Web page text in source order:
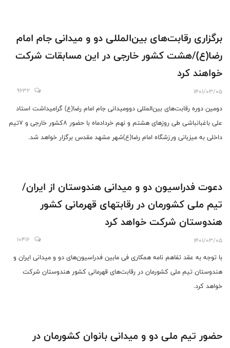
برگزاری رقابت‌های بین‌المللی دو و میدانی جام امام
رضا(ع)/هشت کشور خارجی در این مسابقات شرکت
خواهند کرد
1401/03/05
9632
دومین دوره رقابت‌های بین‌المللی دوومیدانی جام امام رضا(ع) گرامیداشت استاد
علی باغبانباشی طی روزهای هشتم و نهم خردادماه با حضور ۸کشور خارجی و ۷تیم
داخلی به میزبانی ورزشگاه امام رضا(ع)شهر مشهد مقدس برگزار خواهد شد.
دعوت فدراسیون دو و میدانی هندوستان از ایران/
تیم ملی کشورمان در رقابتهای قهرمانی کشور
هندوستان شرکت خواهد کرد
1401/03/05
10416
با توجه به عقد تفاهم نامه همکاری فی مابین فدراسیون‌های دو و میدانی ایران و
هندوستان تیم ملی کشورمان در رقابت‌های قهرمانی کشور هندوستان شرکت
خواهد کرد.
حضور تیم ملی دو و میدانی بانوان کشورمان در